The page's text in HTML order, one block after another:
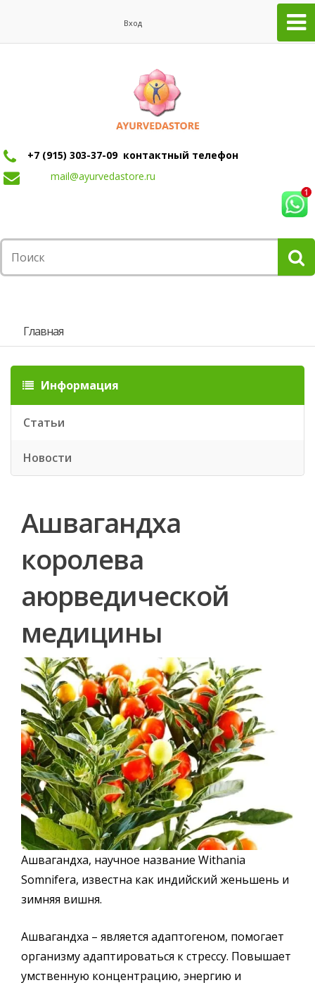
Вход
+7 (915) 303-37-09 контактный телефон
mail@ayurvedastore.ru
Главная
Информация
Статьи
Новости
Ашвагандха
королева
аюрведической
медицины
Ашвагандха, научное название Withania
Somnifera, известна как индийский женьшень и
зимняя вишня.
Ашвагандха – является адаптогеном, помогает
организму адаптироваться к стрессу. Повышает
умственную концентрацию, энергию и